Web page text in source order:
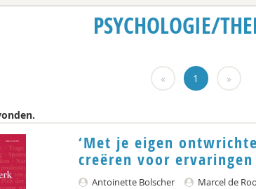
PSYCHOLOGIE/
« 1 »
‘Met je eigen
creëren voor ervaringen
Antoinette Bolscher
Marcel de